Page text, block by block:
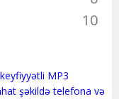
10
keyfiyyətli MP3
şəkildə telefona və